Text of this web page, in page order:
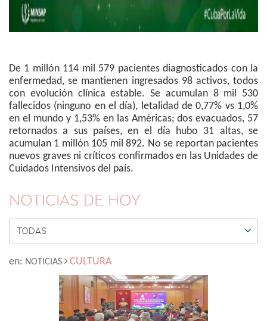
De 1 millón 114 mil 579 pacientes diagnosticados con la
enfermedad, se mantienen ingresados 98 activos, todos
con evolución clínica estable. Se acumulan 8 mil 530
fallecidos (ninguno en el día), letalidad de 0,77% vs 1,0%
en el mundo y 1,53% en las Américas; dos evacuados, 57
retornados a sus países, en el día hubo 31 altas, se
acumulan 1 millón 105 mil 892. No se reportan pacientes
nuevos graves ni críticos confirmados en las Unidades de
Cuidados Intensivos del país.
NOTICIAS DE HOY
TODAS 
en: NOTICIAS CULTURA